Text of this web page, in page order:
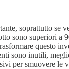
soprattutto se
sono superiori a
questo
sono inutili,
per smuovere le